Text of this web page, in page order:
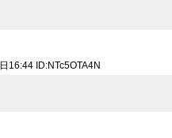
16:44 ID:NTc5OTA4N